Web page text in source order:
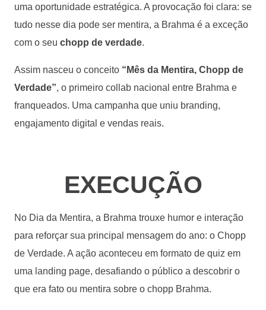
uma oportunidade estratégica. A provocação foi clara: se
tudo nesse dia pode ser mentira, a Brahma é a exceção
com o seu chopp de verdade.
Assim nasceu o conceito “Mês da Mentira, Chopp de
Verdade”, o primeiro collab nacional entre Brahma e
franqueados. Uma campanha que uniu branding,
engajamento digital e vendas reais.
EXECUÇÃO
No Dia da Mentira, a Brahma trouxe humor e interação
para reforçar sua principal mensagem do ano: o Chopp
de Verdade. A ação aconteceu em formato de quiz em
uma landing page, desafiando o público a descobrir o
que era fato ou mentira sobre o chopp Brahma.